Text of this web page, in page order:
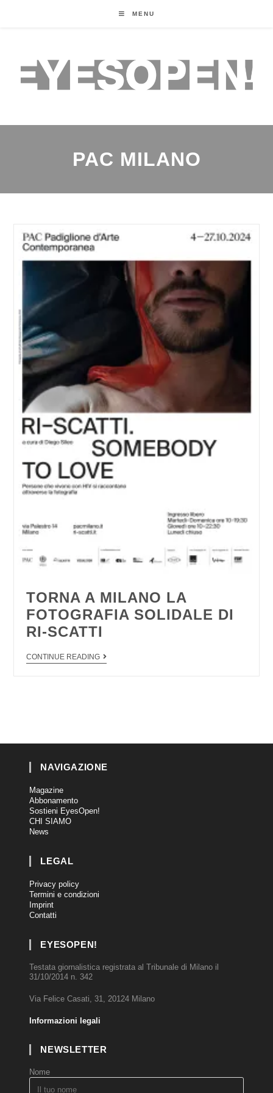
MENU
PAC MILANO
TORNA A MILANO LA
FOTOGRAFIA SOLIDALE DI
RI-SCATTI
CONTINUE READING
NAVIGAZIONE
Magazine
Abbonamento
Sostieni EyesOpen!
CHI SIAMO
News
LEGAL
Privacy policy
Termini e condizioni
Imprint
Contatti
EYESOPEN!
Testata giornalistica registrata al Tribunale di Milano il
31/10/2014 n. 342
Via Felice Casati, 31, 20124 Milano
Informazioni legali
NEWSLETTER
Nome